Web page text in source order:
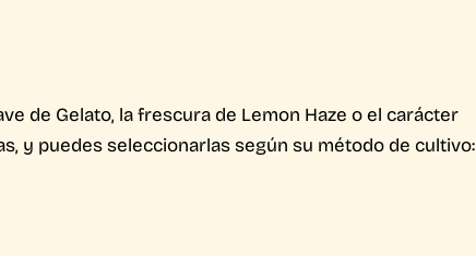
de Gelato, la frescura de Lemon Haze o el carácter
y puedes seleccionarlas según su método de cultivo: